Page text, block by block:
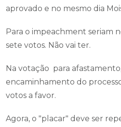
aprovado e no mesmo dia
Para o impeachment seriam
sete votos. Não vai ter.
Na votação para
encaminhamento do
votos a favor.
Agora, o "placar" deve ser